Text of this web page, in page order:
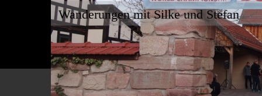
Wanderungen mit Silke und Stefan